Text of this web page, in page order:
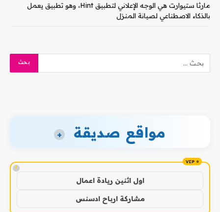
مارثا ستيوارت هي الوجه الإعلاني لتطبيق Hint، وهو تطبيق يعمل
بالذكاء الاصطناعي لصيانة المنزل
مواقع صديقة +
!
اول اثنين ريادة اعمال
مشاركة ارباح ادسنس